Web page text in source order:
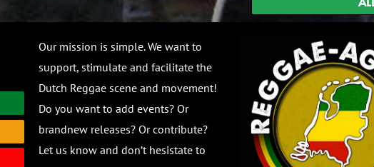
Our mission is simple. We want to
support, stimulate and facilitate the
Dutch Reggae scene and movement!
Do you want to add events? Or
brandnew releases? Or contribute?
Let us know and don’t hesistate to